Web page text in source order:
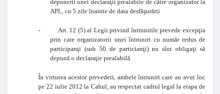
depunerii unei declaraţii prealabile de către organizator la
APL, cu 5 zile înainte de data desfăşurării
- Art. 12 (5) al Legii privind întrunirile prevede excepţia
prin care organizatorii unei întruniri cu număr redus de
participanţi (sub 50 de particianţi) nu sînt obligaţi să
depună o declaraţie prealabilă.
În virtutea acestor prevederi, ambele întruniri care au avut loc
pe 22 iulie 2012 la Cahul, au respectat cadrul legal la etapa de